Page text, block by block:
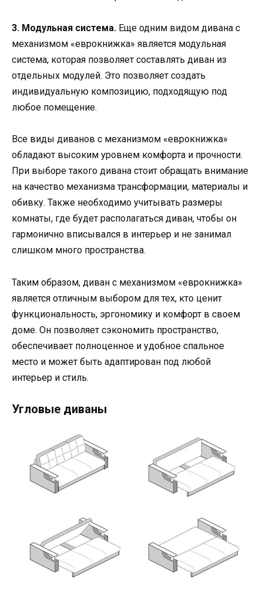
3. Модульная система. Еще одним видом дивана с
механизмом «еврокнижка» является модульная
система, которая позволяет составлять диван из
отдельных модулей. Это позволяет создать
индивидуальную композицию, подходящую под
любое помещение.
Все виды диванов с механизмом «еврокнижка»
обладают высоким уровнем комфорта и прочности.
При выборе такого дивана стоит обращать внимание
на качество механизма трансформации, материалы и
обивку. Также необходимо учитывать размеры
комнаты, где будет располагаться диван, чтобы он
гармонично вписывался в интерьер и не занимал
слишком много пространства.
Таким образом, диван с механизмом «еврокнижка»
является отличным выбором для тех, кто ценит
функциональность, эргономику и комфорт в своем
доме. Он позволяет сэкономить пространство,
обеспечивает полноценное и удобное спальное
место и может быть адаптирован под любой
интерьер и стиль.
Угловые диваны